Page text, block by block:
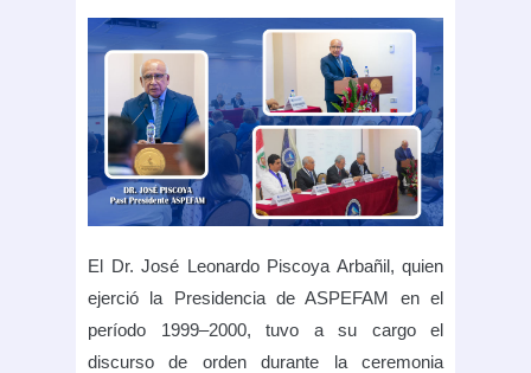
El Dr. José Leonardo Piscoya Arbañil, quien
ejerció la Presidencia de ASPEFAM en el
período 1999–2000, tuvo a su cargo el
discurso de orden durante la ceremonia